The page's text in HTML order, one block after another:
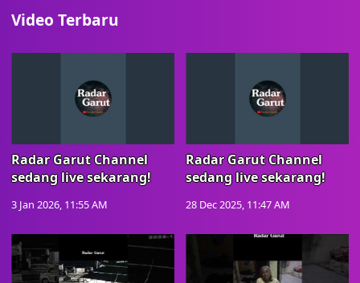
Video Terbaru
Radar Garut Channel
sedang live sekarang!
3 Jan 2026, 11:55 AM
Radar Garut Channel
sedang live sekarang!
28 Dec 2025, 11:47 AM